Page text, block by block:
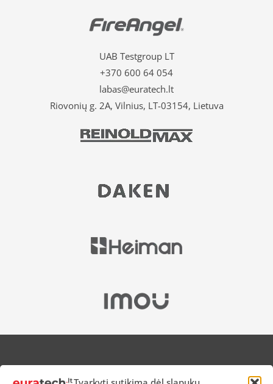
UAB Testgroup LT
+370 600 64 054
labas@euratech.lt
Riovonių g. 2A, Vilnius, LT-03154, Lietuva
APIE MUS